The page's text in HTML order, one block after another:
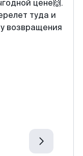
цене🙌.
туда и
возвращения